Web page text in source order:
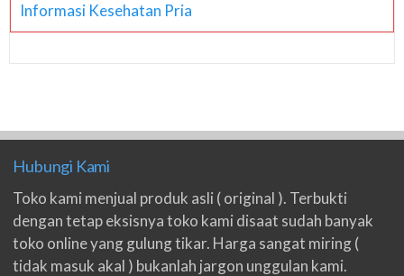
Informasi Kesehatan Pria
Hubungi Kami
Toko kami menjual produk asli ( original ). Terbukti
dengan tetap eksisnya toko kami disaat sudah banyak
toko online yang gulung tikar. Harga sangat miring (
tidak masuk akal ) bukanlah jargon unggulan kami.